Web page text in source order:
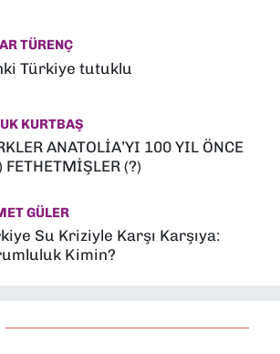
TÜRENÇ
Türkiye tutuklu
KURTBAŞ
ANATOLİA’YI 100 YIL ÖNCE
FETHETMİŞLER (?)
GÜLER
Su Kriziyle Karşı Karşıya:
Kimin?